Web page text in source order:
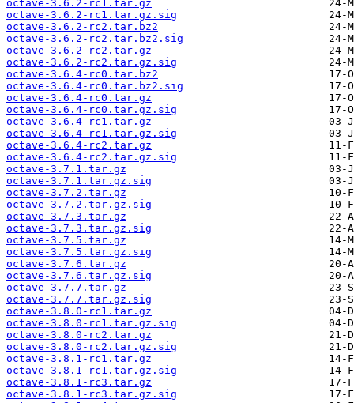
octave-3.6.2-rc1.tar.gz
octave-3.6.2-rc1.tar.gz.sig
octave-3.6.2-rc2.tar.bz2
octave-3.6.2-rc2.tar.bz2.sig
octave-3.6.2-rc2.tar.gz
octave-3.6.2-rc2.tar.gz.sig
octave-3.6.4-rc0.tar.bz2
octave-3.6.4-rc0.tar.bz2.sig
octave-3.6.4-rc0.tar.gz
octave-3.6.4-rc0.tar.gz.sig
octave-3.6.4-rc1.tar.gz
octave-3.6.4-rc1.tar.gz.sig
octave-3.6.4-rc2.tar.gz
octave-3.6.4-rc2.tar.gz.sig
octave-3.7.1.tar.gz
octave-3.7.1.tar.gz.sig
octave-3.7.2.tar.gz
octave-3.7.2.tar.gz.sig
octave-3.7.3.tar.gz
octave-3.7.3.tar.gz.sig
octave-3.7.5.tar.gz
octave-3.7.5.tar.gz.sig
octave-3.7.6.tar.gz
octave-3.7.6.tar.gz.sig
octave-3.7.7.tar.gz
octave-3.7.7.tar.gz.sig
octave-3.8.0-rc1.tar.gz
octave-3.8.0-rc1.tar.gz.sig
octave-3.8.0-rc2.tar.gz
octave-3.8.0-rc2.tar.gz.sig
octave-3.8.1-rc1.tar.gz
octave-3.8.1-rc1.tar.gz.sig
octave-3.8.1-rc3.tar.gz
octave-3.8.1-rc3.tar.gz.sig